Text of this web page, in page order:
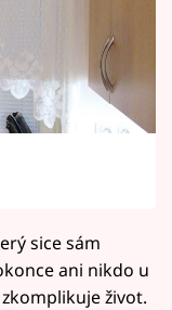
sice sám
ani nikdo u
život.